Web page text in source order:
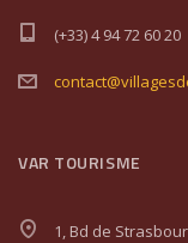
(+33) 4 94 72 60 20
VAR TOURISME
1, Bd de